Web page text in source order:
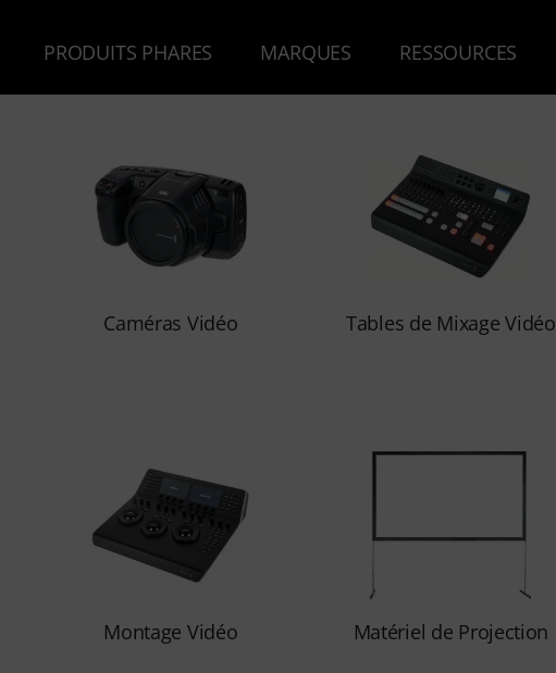
PRODUITS PHARES MARQUES RESSOURCES
Caméras Vidéo Tables de Mixage Vidéo
Montage Vidéo Matériel de Projection